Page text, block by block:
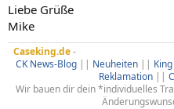
Liebe Grüße
Mike
Caseking.de-
CK News-Blog || Neuheiten ||
Reklamation ||
Wir bauen dir dein *individuelles